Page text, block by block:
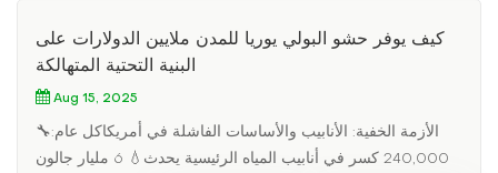
بنسبة 60% من الاستبدالعمر افتراضي يزيد عن 50 عامًا (مقابل 15
للأنابيب الجديدة)عدم وجود أي اضطراب في السطح - لا حفر، لا
كوابيس مروريةدراسة حالة: شيكاغو توفر 200 مليون دولارعندما
بدأت 12 ميلاً من خطوط الصرف الصحي التي تعود إلى عشرينيات
القرن العشرين في الانهيار:→ استخدام بطانة الجص المصنوعة من
كيف يوفر حشو البولي يوريا للمدن ملايين الدولارات على
البنية التحتية المتهالكة
Aug 15, 2025
الأزمة الخفية: الأنابيب والأساسات الفاشلة في أمريكاكل عام:🔧
240,000 كسر في أنابيب المياه الرئيسية يحدث💧 6 مليار جالون